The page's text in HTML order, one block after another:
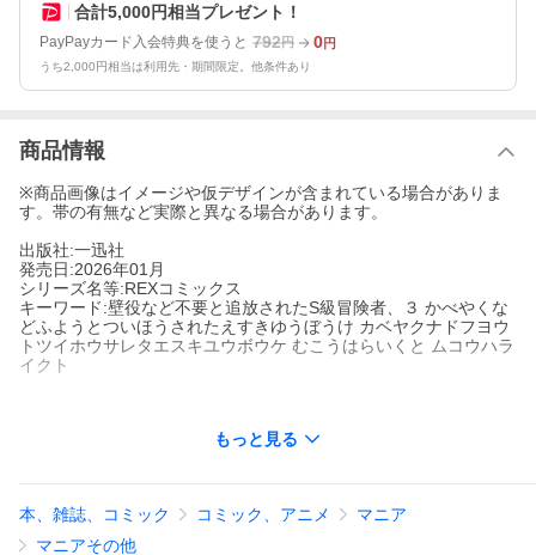
合計5,000円相当プレゼント！
PayPayカード入会特典を使うと 792円 0円
うち2,000円相当は利用先・期間限定。他条件あり
商品情報
※商品画像はイメージや仮デザインが含まれている場合がありま
す。帯の有無など実際と異なる場合があります。
出版社:一迅社
発売日:2026年01月
シリーズ名等:REXコミックス
キーワード:壁役など不要と追放されたS級冒険者、３ かべやくな
どふようとついほうされたえすきゆうぼうけ カベヤクナドフヨウ
トツイホウサレタエスキユウボウケ むこうはらいくと ムコウハラ
イクト
もっと見る
本、雑誌、コミック コミック、アニメ
マニア
マニアその他